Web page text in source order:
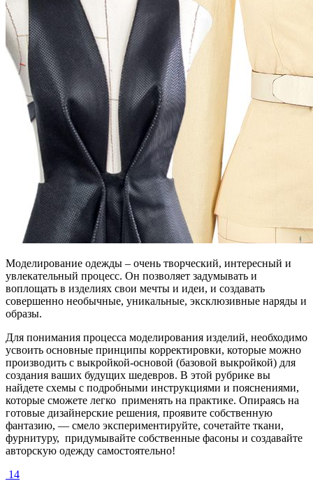
Моделирование одежды – очень творческий, интересный и
увлекательный процесс. Он позволяет задумывать и
воплощать в изделиях свои мечты и идеи, и создавать
совершенно необычные, уникальные, эксклюзивные наряды и
образы.
Для понимания процесса моделирования изделий, необходимо
усвоить основные принципы корректировки, которые можно
производить с выкройкой-основой (базовой выкройкой) для
создания ваших будущих шедевров. В этой рубрике вы
найдете схемы с подробными инструкциями и пояснениями,
которые сможете легко применять на практике. Опираясь на
готовые дизайнерские решения, проявите собственную
фантазию, — смело экспериментируйте, сочетайте ткани,
фурнитуру, придумывайте собственные фасоны и создавайте
авторскую одежду самостоятельно!
14